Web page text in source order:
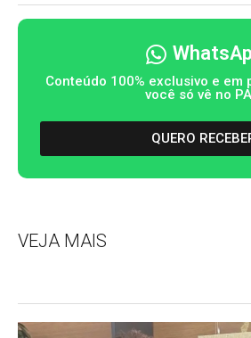
Conteúdo 100% exclusivo e em
você só vê no
QUERO
VEJA MAIS